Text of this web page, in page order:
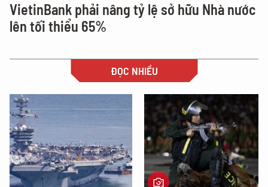
VietinBank phải nâng tỷ lệ sở hữu Nhà nước
lên tối thiểu 65%
ĐỌC NHIỀU